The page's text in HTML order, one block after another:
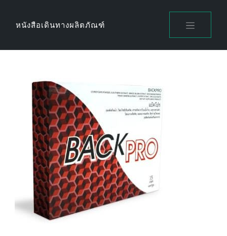
หนังสือเดินทางผลิตภัณฑ์